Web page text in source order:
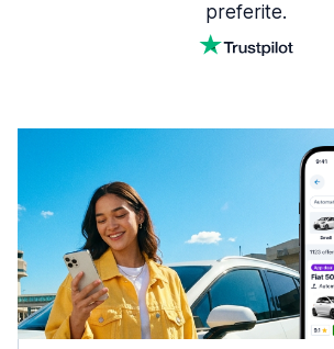
preferite.